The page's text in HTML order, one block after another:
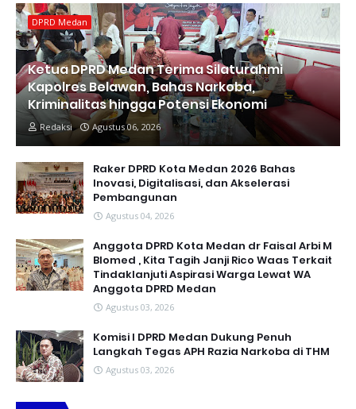
DPRD Medan
Ketua DPRD Medan Terima Silaturahmi
Kapolres Belawan, Bahas Narkoba,
Kriminalitas hingga Potensi Ekonomi
Redaksi Agustus 06, 2026
Raker DPRD Kota Medan 2026 Bahas
Inovasi, Digitalisasi, dan Akselerasi
Pembangunan
Agustus 04, 2026
Anggota DPRD Kota Medan dr Faisal Arbi M
Blomed , Kita Tagih Janji Rico Waas Terkait
Tindaklanjuti Aspirasi Warga Lewat WA
Anggota DPRD Medan
Agustus 03, 2026
Komisi I DPRD Medan Dukung Penuh
Langkah Tegas APH Razia Narkoba di THM
Agustus 03, 2026